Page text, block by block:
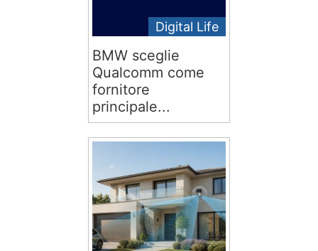
Digital Life
BMW sceglie
Qualcomm come
fornitore
principale...